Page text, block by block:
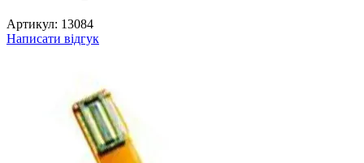
Артикул: 13084
Написати відгук